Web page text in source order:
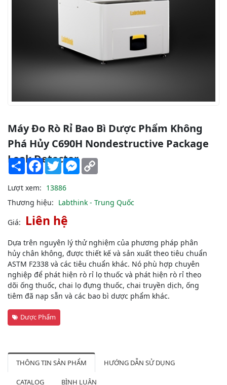
Máy Đo Rò Rỉ Bao Bì Dược Phẩm Không
Phá Hủy C690H Nondestructive Package
Leak Detector
ShareFacebook
TwitterMessenger
Lượt xem: 13886
Thương hiệu: Labthink - Trung Quốc
Giá: Liên hệ
Dựa trên nguyên lý thử nghiệm của phương pháp phân
hủy chân không, được thiết kế và sản xuất theo tiêu chuẩn
ASTM F2338 và các tiêu chuẩn khác. Nó phù hợp chuyên
nghiệp để phát hiện rò rỉ lọ thuốc và phát hiện rò rỉ theo
dõi ống thuốc, chai lọ đựng thuốc, chai truyền dịch, ống
tiêm đã nạp sẵn và các bao bì dược phẩm khác.
Dược Phẩm
THÔNG TIN SẢN PHẨM HƯỚNG DẪN SỬ DỤNG
CATALOG BÌNH LUẬN